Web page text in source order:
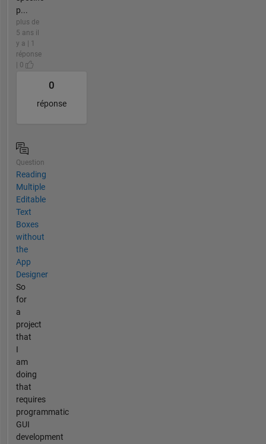
p...
plus de
5 ans il
y a | 1
réponse
| 0
0
réponse
Question
Reading
Multiple
Editable
Text
Boxes
without
the
App
Designer
So
for
a
project
that
I
am
doing
that
requires
programmatic
GUI
development